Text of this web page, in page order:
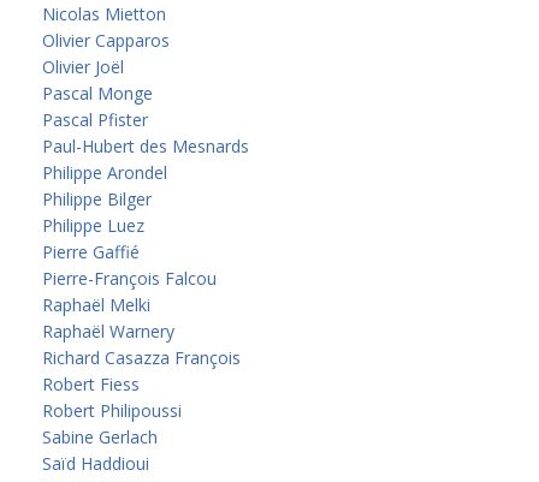
Nicolas Mietton
Olivier Capparos
Olivier Joël
Pascal Monge
Pascal Pfister
Paul-Hubert des Mesnards
Philippe Arondel
Philippe Bilger
Philippe Luez
Pierre Gaffié
Pierre-François Falcou
Raphaël Melki
Raphaël Warnery
Richard Casazza François
Robert Fiess
Robert Philipoussi
Sabine Gerlach
Saïd Haddioui